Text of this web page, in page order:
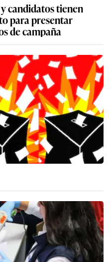
candidatos tienen
para presentar
de campaña